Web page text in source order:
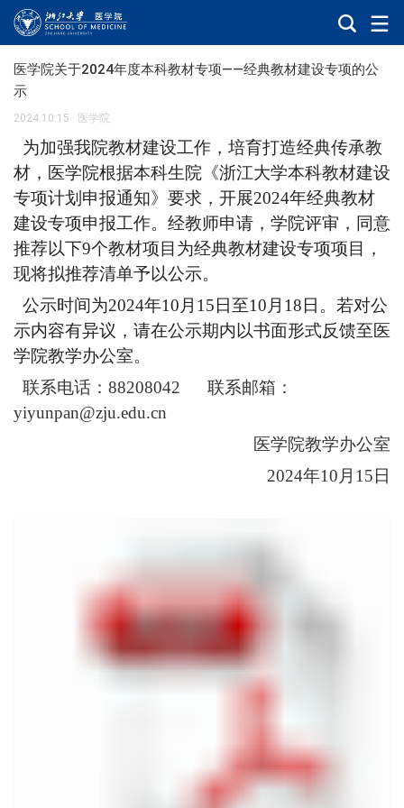
医学院关于2024年度本科教材专项——经典教材建设专项的公
示
2024.10.15 · 医学院
为加强我院教材建设工作， 培育打造经典传承教
材， 医学院根据本科生院《浙江大学本科教材建设
专项计划申报通知》要求， 开展2024年经典教材
建设专项申报工作。经教师申请，学院评审，同意
推荐以下9个教材项目为经典教材建设专项项目，
现将拟推荐清单予以公示。
公示时间为2024年10月15日至10月18日。若对公
示内容有异议，请在公示期内以书面形式反馈至医
学院教学办公室。
联系电话： 88208042 联系邮箱：
yiyunpan@zju.edu.cn
医学院教学办公室
2024年10月15日